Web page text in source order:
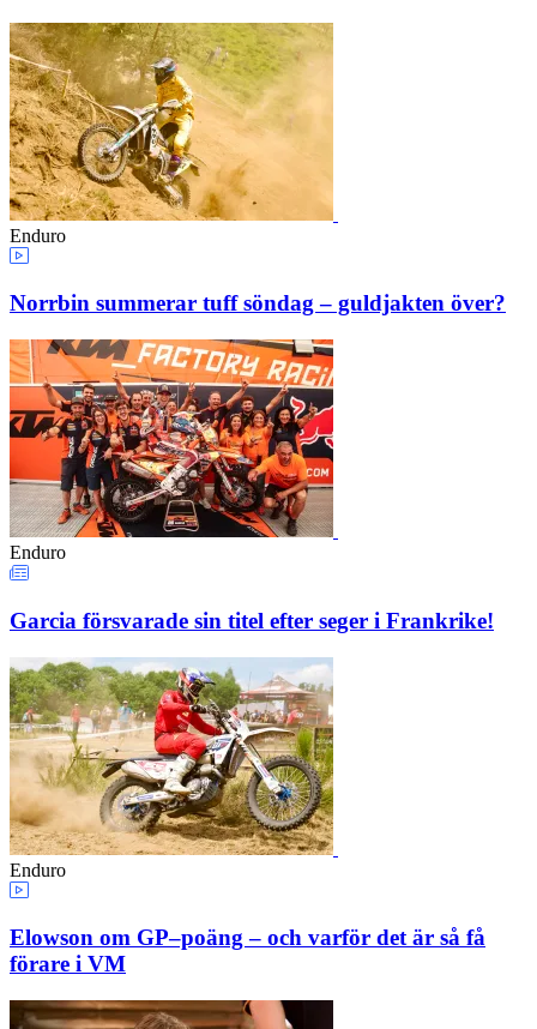
Enduro
Norrbin summerar tuff söndag – guldjakten över?
Enduro
Garcia försvarade sin titel efter seger i Frankrike!
Enduro
Elowson om GP–poäng – och varför det är så få
förare i VM